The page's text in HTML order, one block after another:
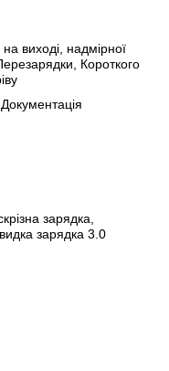
виході, надмірної
Короткого
зарядка,
зарядка 3.0